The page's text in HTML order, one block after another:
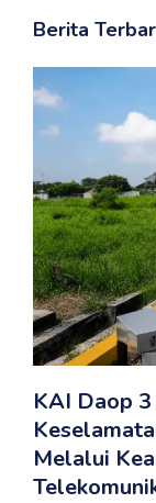
Berita
KAI Daop
Melalui